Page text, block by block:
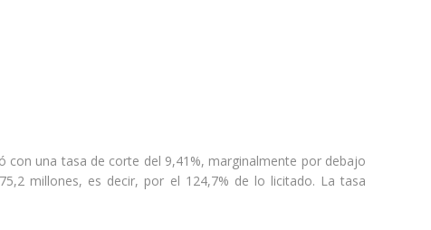
con una tasa de corte del 9,41%, marginalmente por debajo
millones, es decir, por el 124,7% de lo licitado. La tasa